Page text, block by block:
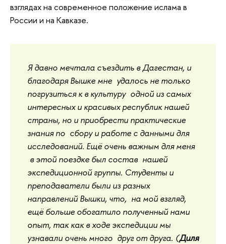
взглядах на современное положение ислама в
России и на Кавказе.
Я давно мечтала съездить в Дагестан, и
благодаря Вышке мне удалось не только
погрузиться к в культуру одной из самых
интересных и красивых республик нашей
страны, но и приобрести практические
знания по сбору и работе с данными для
исследований. Ещё очень важным для меня
в этой поездке был состав нашей
экспедиционной группы. Студенты и
преподаватели были из разных
направлений Вышки, что, на мой взгляд,
ещё больше обогатило полученный нами
опыт, так как в ходе экспедиции мы
узнавали очень много друг от друга. (Диля